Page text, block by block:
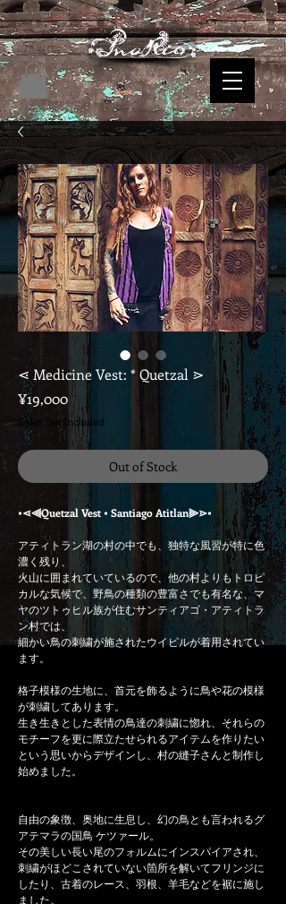
⋖ Medicine Vest: * Quetzal ⋗
¥19,000Price
Sales Tax Included
Out of Stock
•⋖⫷Quetzal Vest • Santiago Atitlan⫸⋗•
アティトラン湖の村の中でも、独特な風習が特に色
濃く残り、
火山に囲まれていているので、他の村よりもトロピ
カルな気候で、野鳥の種類の豊富さでも有名な、マ
ヤのツトゥヒル族が住むサンティアゴ・アティトラ
ン村では、
細かい鳥の刺繍が施されたウイピルが着用されてい
ます。
格子模様の生地に、首元を飾るように鳥や花の模様
が刺繍してあります。
生き生きとした表情の鳥達の刺繍に惚れ、それらの
モチーフを更に際立たせられるアイテムを作りたい
という思いからデザインし、村の縫子さんと制作し
始めました。
自由の象徴、奥地に生息し、幻の鳥とも言われるグ
アテマラの国鳥 ケツァール。
その美しい長い尾のフォルムにインスパイアされ、
刺繍がほどこされていない箇所を解いてフリンジに
したり、古着のレース、羽根、羊毛などを裾に施し
ました。